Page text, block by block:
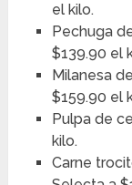
el kilo.
Pechuga
$139.90 el
Milanesa
$159.90 el
Pulpa de
kilo.
Carne